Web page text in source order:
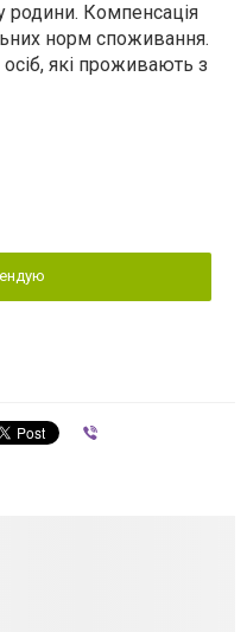
родини. Компенсація
норм споживання.
які проживають з